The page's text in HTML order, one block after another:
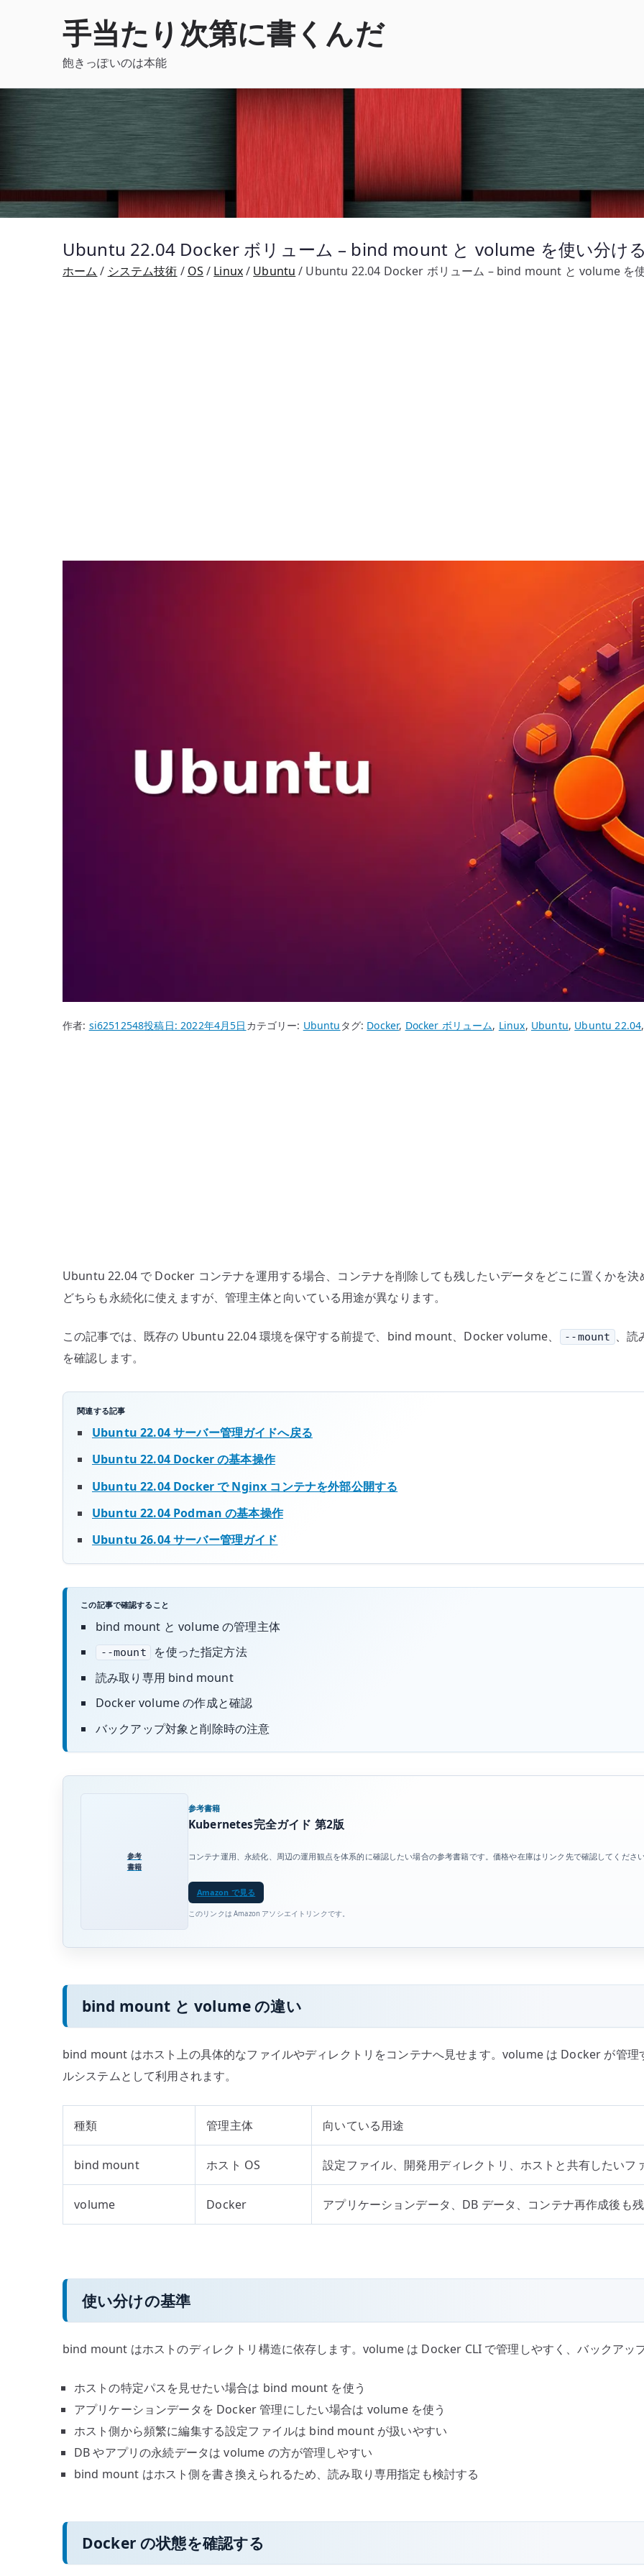
手当たり次第に書くんだ
飽きっぽいのは本能
Ubuntu 22.04 Docker ボリューム – bind mount と volume を使い分け
ホーム システム技術 OS Linux Ubuntu Ubuntu 22.04 Docker ボリューム – bind mount と volume を
作者: si62512548投稿日:2022年4月5日 カテゴリー: Ubuntu タグ: Docker, Docker ボリューム, Linux, Ubuntu, Ubuntu 22.04
Ubuntu 22.04 で Docker コンテナを運用する場合、コンテナを削除しても残したいデータをどこに置くかを
どちらも永続化に使えますが、管理主体と向いている用途が異なります。
この記事では、既存の Ubuntu 22.04 環境を保守する前提で、bind mount、Docker volume、 --mount 、読
を確認します。
関連する記事
Ubuntu 22.04 サーバー管理ガイドへ戻る
Ubuntu 22.04 Docker の基本操作
Ubuntu 22.04 Docker で Nginx コンテナを外部公開する
Ubuntu 22.04 Podman の基本操作
Ubuntu 26.04 サーバー管理ガイド
この記事で確認すること
bind mount と volume の管理主体
--mount
を使った指定方法
読み取り専用 bind mount
Docker volume の作成と確認
バックアップ対象と削除時の注意
参考
書籍
参考書籍
Kubernetes完全ガイド 第2版
コンテナ運用、永続化、周辺の運用観点を体系的に確認したい場合の参考書籍です。価格や在庫はリンク先で確認してくださ
Amazon で見る
このリンクは Amazon アソシエイトリンクです。
bind mount と volume の違い
bind mount はホスト上の具体的なファイルやディレクトリをコンテナへ見せます。volume は Docker が管理
ルシステムとして利用されます。
種類 管理主体 向いている用途
bind mount ホスト OS 設定ファイル、開発用ディレクトリ、ホストと共有したいフ
volume Docker アプリケーションデータ、DB データ、コンテナ再作成後も
使い分けの基準
bind mount はホストのディレクトリ構造に依存します。volume は Docker CLI で管理しやすく、バックアッ
ホストの特定パスを見せたい場合は bind mount を使う
アプリケーションデータを Docker 管理にしたい場合は volume を使う
ホスト側から頻繁に編集する設定ファイルは bind mount が扱いやすい
DB やアプリの永続データは volume の方が管理しやすい
bind mount はホスト側を書き換えられるため、読み取り専用指定も検討する
Docker の状態を確認する